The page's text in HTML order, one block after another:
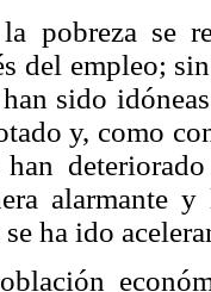
pobreza se
del empleo;
sido
y, como
han
alarmante
ha ido